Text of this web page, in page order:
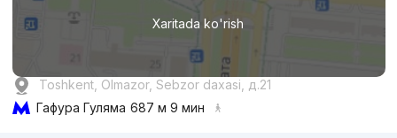
Xaritada ko'rish
Toshkent, Olmazor, Sebzor daxasi, д.21
Гафура Гуляма 687 м 9 мин